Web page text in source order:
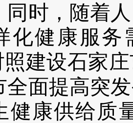
同时，随着
化健康服务
照建设石家
全面提高突
健康供给质